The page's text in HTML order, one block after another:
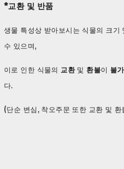
*교환 및 반품
생물 특성상 받아보시는 식물의 크기
수 있으며,
이로 인한 식물의 교환및 환불이 불가
다.
(단순 변심, 착오주문 또한 교환 및 환